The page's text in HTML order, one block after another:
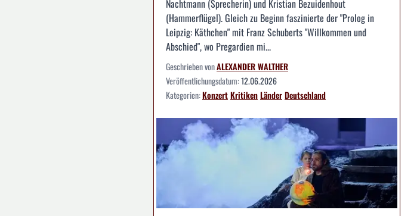
Nachtmann (Sprecherin) und Kristian Bezuidenhout
(Hammerflügel). Gleich zu Beginn faszinierte der "Prolog in
Leipzig: Käthchen" mit Franz Schuberts "Willkommen und
Abschied", wo Pregardien mi...
Geschrieben vonALEXANDER WALTHER
Veröffentlichungsdatum:12.06.2026
Kategorien:KonzertKritikenLänderDeutschland